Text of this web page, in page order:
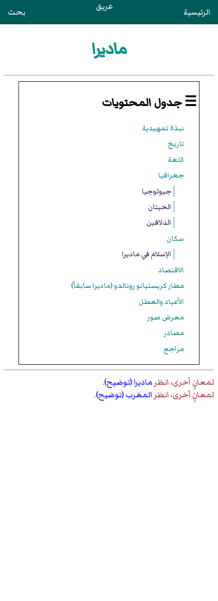
الرئيسية عريق بحث
ماديرا
☰ جدول المحتويات
نبذة تمهيدية
تاريخ
اللغة
جغرافيا
جيولوجيا
الحيتان
الدلافين
سكان
الإسلام في ماديرا
الاقتصاد
مطار كريستيانو رونالدو (ماديرا سابقاً)
الأعياد والعطل
معرض صور
مصادر
مراجع
لمعانٍ أخرى، انظرماديرا (توضيح).
لمعانٍ أخرى، انظر المغرب (توضيح).